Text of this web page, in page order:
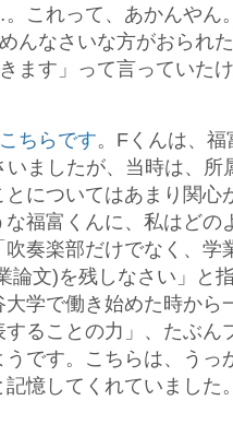
これって、あかんやん
んなさいな方がおられ
ます」って言っていた
こちらです。Fくんは、
ましたが、当時は、所
についてはあまり関心
福富くんに、私はどの
奏楽部だけでなく、学
論文)を残しなさい」と
学で働き始めた時から
することの力」、たぶん
です。こちらは、うっ
憶してくれていました